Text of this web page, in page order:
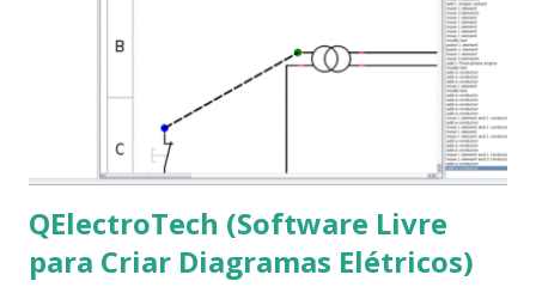
em “Sim” Pronto agora abra o LibreOffice e veja se as
fontes Times New Roman, Arial estão instaladas. Caso
ocorra algum erro ou precisa reinstalar, execute: $ sudo
apt-get install --reinstall ttf-mscorefonts-installer
QElectroTech (Software Livre
para Criar Diagramas Elétricos)